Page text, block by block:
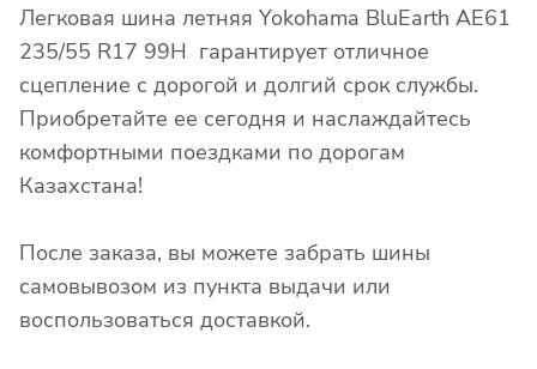
Легковая шина летняя Yokohama BluEarth AE61
235/55 R17 99H гарантирует отличное
сцепление с дорогой и долгий срок службы.
Приобретайте ее сегодня и наслаждайтесь
комфортными поездками по дорогам
Казахстана!
После заказа, вы можете забрать шины
самовывозом из пункта выдачи или
воспользоваться доставкой.